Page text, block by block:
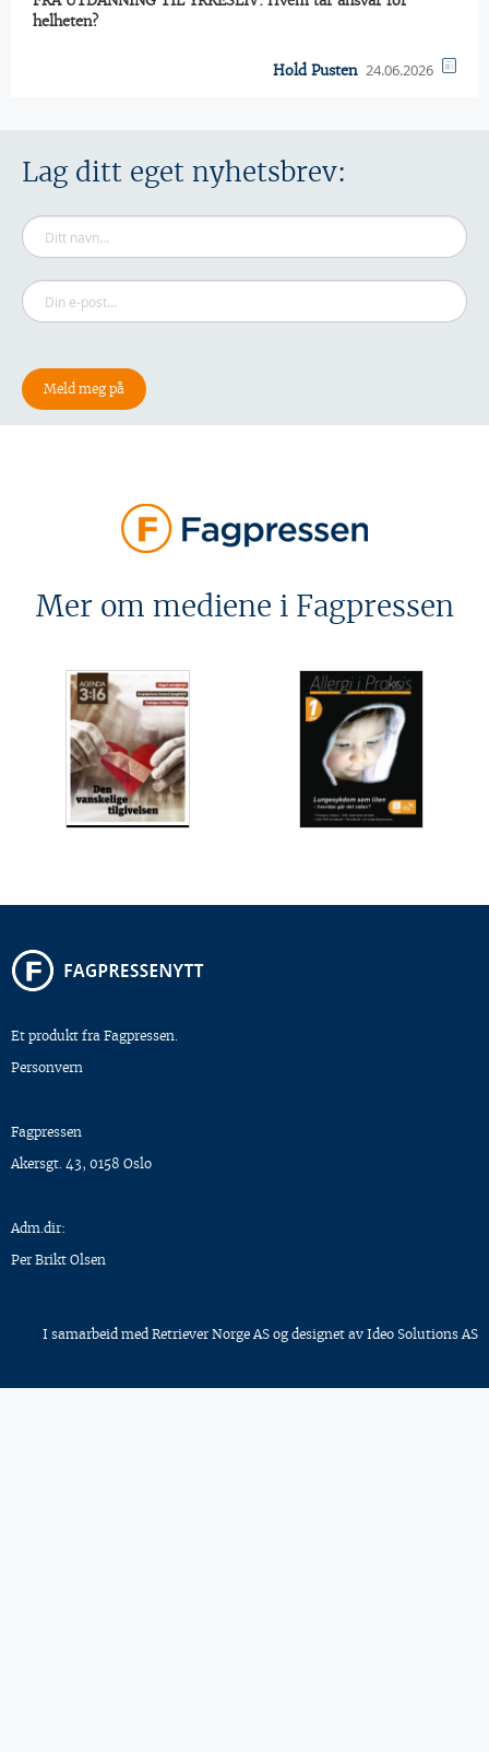
helheten?
Hold Pusten 24.06.2026
Lag ditt eget nyhetsbrev:
Mer om mediene i Fagpressen
Et produkt fra Fagpressen.
Personvern
Fagpressen
Akersgt. 43, 0158 Oslo
Adm.dir:
Per Brikt Olsen
I samarbeid med Retriever Norge AS og designet av Ideo Solutions AS